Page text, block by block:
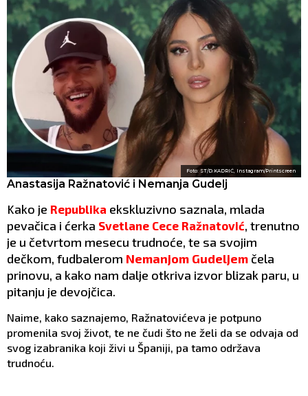
Foto: ST/D.KADRIĆ, Instagram/Printscreen
Anastasija Ražnatović i Nemanja Gudelj
Kako je Republika ekskluzivno saznala, mlada
pevačica i ćerka Svetlane Cece Ražnatović, trenutno
je u četvrtom mesecu trudnoće, te sa svojim
dečkom, fudbalerom Nemanjom Gudeljem čela
prinovu, a kako nam dalje otkriva izvor blizak paru, u
pitanju je devojčica.
Naime, kako saznajemo, Ražnatovićeva je potpuno
promenila svoj život, te ne čudi što ne želi da se odvaja od
svog izabranika koji živi u Španiji, pa tamo održava
trudnoću.